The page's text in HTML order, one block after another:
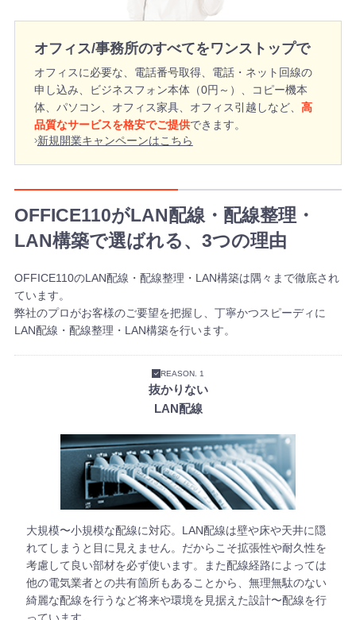
オフィス/事務所のすべてをワンストップで
オフィスに必要な、電話番号取得、電話・ネット回線の
申し込み、ビジネスフォン本体（0円～）、コピー機本
体、パソコン、オフィス家具、オフィス引越しなど、 高
品質なサービスを格安でご提供できます。
新規開業キャンペーンはこちら
OFFICE110がLAN配線・配線整理・
LAN構築で選ばれる、3つの理由
OFFICE110のLAN配線・配線整理・LAN構築は隅々まで徹底され
ています。
弊社のプロがお客様のご要望を把握し、丁寧かつスピーディに
LAN配線・配線整理・LAN構築を行います。
REASON. 1
抜かりない
LAN配線
大規模〜小規模な配線に対応。LAN配線は壁や床や天井に隠
れてしまうと目に見えません。だからこそ拡張性や耐久性を
考慮して良い部材を必ず使います。また配線経路によっては
他の電気業者との共有箇所もあることから、無理無駄のない
綺麗な配線を行うなど将来や環境を見据えた設計〜配線を行